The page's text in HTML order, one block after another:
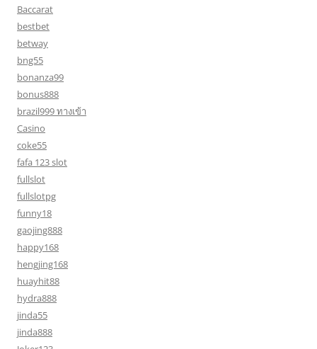
Baccarat
bestbet
betway
bng55
bonanza99
bonus888
brazil999 ทางเข้า
Casino
coke55
fafa 123 slot
fullslot
fullslotpg
funny18
gaojing888
happy168
hengjing168
huayhit88
hydra888
jinda55
jinda888